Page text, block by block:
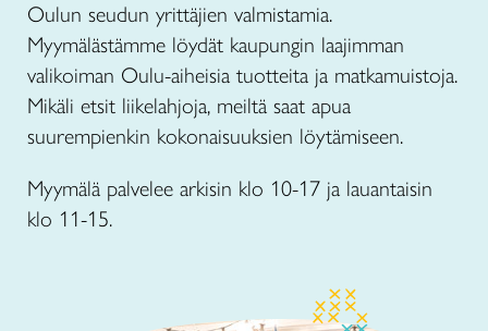
Oulun seudun yrittäjien valmistamia.
Myymälästämme löydät kaupungin laajimman
valikoiman Oulu-aiheisia tuotteita ja matkamuistoja.
Mikäli etsit liikelahjoja, meiltä saat apua
suurempienkin kokonaisuuksien löytämiseen.
Myymälä palvelee arkisin klo 10-17 ja lauantaisin
klo 11-15.